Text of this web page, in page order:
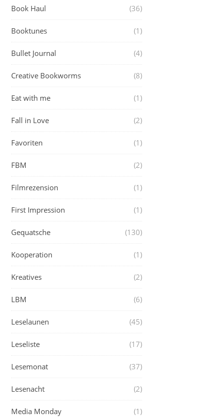
Book Haul (36)
Booktunes (1)
Bullet Journal (4)
Creative Bookworms (8)
Eat with me (1)
Fall in Love (2)
Favoriten (1)
FBM (2)
Filmrezension (1)
First Impression (1)
Gequatsche (130)
Kooperation (1)
Kreatives (2)
LBM (6)
Leselaunen (45)
Leseliste (17)
Lesemonat (37)
Lesenacht (2)
Media Monday (1)